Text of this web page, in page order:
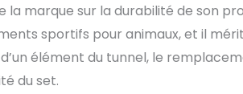
la marque sur la durabilité de son
sportifs pour animaux, et il
élément du tunnel, le
du set.